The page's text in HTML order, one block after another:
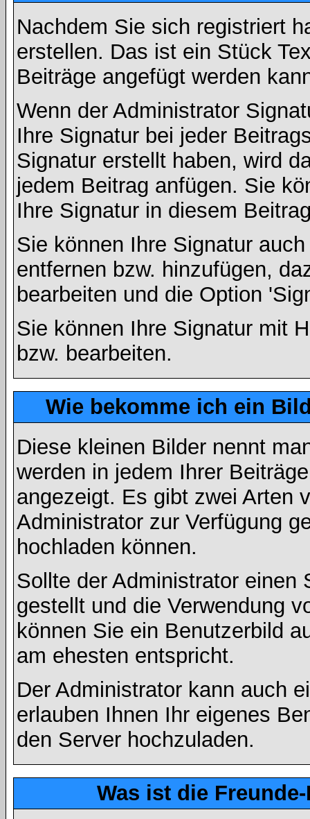
Nachdem Sie sich registriert
erstellen. Das ist ein Stück
Beiträge angefügt werden
Wenn der Administrator
Ihre Signatur bei jeder
Signatur erstellt haben, wird
jedem Beitrag anfügen. Sie
Ihre Signatur in diesem
Sie können Ihre Signatur
entfernen bzw. hinzufügen,
bearbeiten und die Option
Sie können Ihre Signatur mit
bzw. bearbeiten.
Wie bekomme ich ein
Diese kleinen Bilder nennt
werden in jedem Ihrer
angezeigt. Es gibt zwei Arten
Administrator zur Verfügung
hochladen können.
Sollte der Administrator einen
gestellt und die Verwendung
können Sie ein Benutzerbild
am ehesten entspricht.
Der Administrator kann auch
erlauben Ihnen Ihr eigenes
den Server hochzuladen.
Was ist die